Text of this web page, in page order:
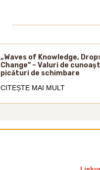
„Waves of Knowledge,
Change” – Valuri de
picături de schimbare
CITEȘTE MAI MULT